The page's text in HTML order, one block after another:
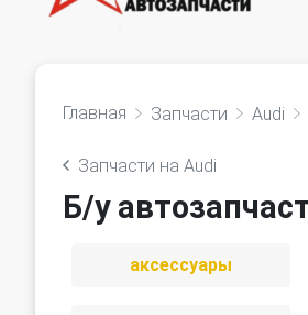
Главная Запчасти Audi
Запчасти на Audi
Б/у
аксессуары